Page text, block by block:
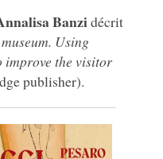
Banzidécrit
Using
improve the visitor
publisher).